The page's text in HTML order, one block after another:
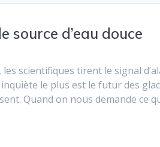
source d’eau douce
scientifiques tirent le signal
le plus est le futur des
Quand on nous demande ce